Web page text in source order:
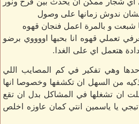
ندوش زمانها على وصول
شبعت و بالمرة اعمل فنجان قهوه
تعملي قهوه انا بحبها اووووي برضو
هتعمل اي على الغدا.
وهي تفكير في كم المصايب اللي
ذكيه من السهل ان تكشفها وخصوصا انها
ان تشغلها في المشاكل بدل ان تقع
يا ياسمين انتي كمان عاوزه اخلص